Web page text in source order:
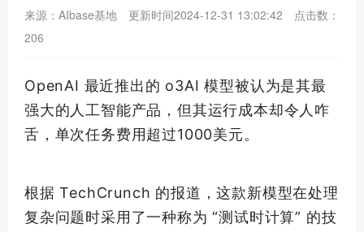
来源：AIbase基地 更新时间2024-12-31 13:02:42
点击数：
206
OpenAI 最近推出的 o3AI 模型被认为是其最
强大的人工智能产品，但其运行成本却令人咋
舌，单次任务费用超过1000美元。
根据 TechCrunch 的报道，这款新模型在处理
复杂问题时采用了一种称为 “测试时计算” 的技